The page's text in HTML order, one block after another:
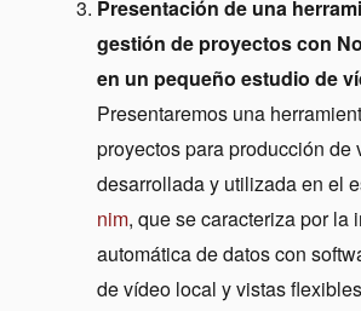
Presentación de una
gestión de proyectos con
en un pequeño estudio de
Presentaremos una
proyectos para producción de
desarrollada y utilizada en el
nim, que se caracteriza por la
automática de datos con
de vídeo local y vistas